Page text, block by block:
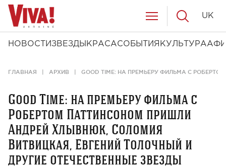
НОВОСТИ ЗВЕЗДЫ КРАСАСОБЫТИЯ КУЛЬТУРА
UK
ГЛАВНАЯ АРХИВ GOOD TIME: НА ПРЕМЬЕРУ ФИЛЬМА С
Good Time: на премьеру фильма с
Робертом Паттинсоном пришли
Андрей Хлывнюк, Соломия
Витвицкая, Евгений Толочный и
другие отечественные звезды